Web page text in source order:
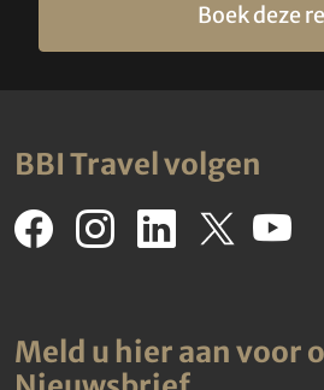
Boek deze
BBI Travel volgen
Meld u hier aan voor